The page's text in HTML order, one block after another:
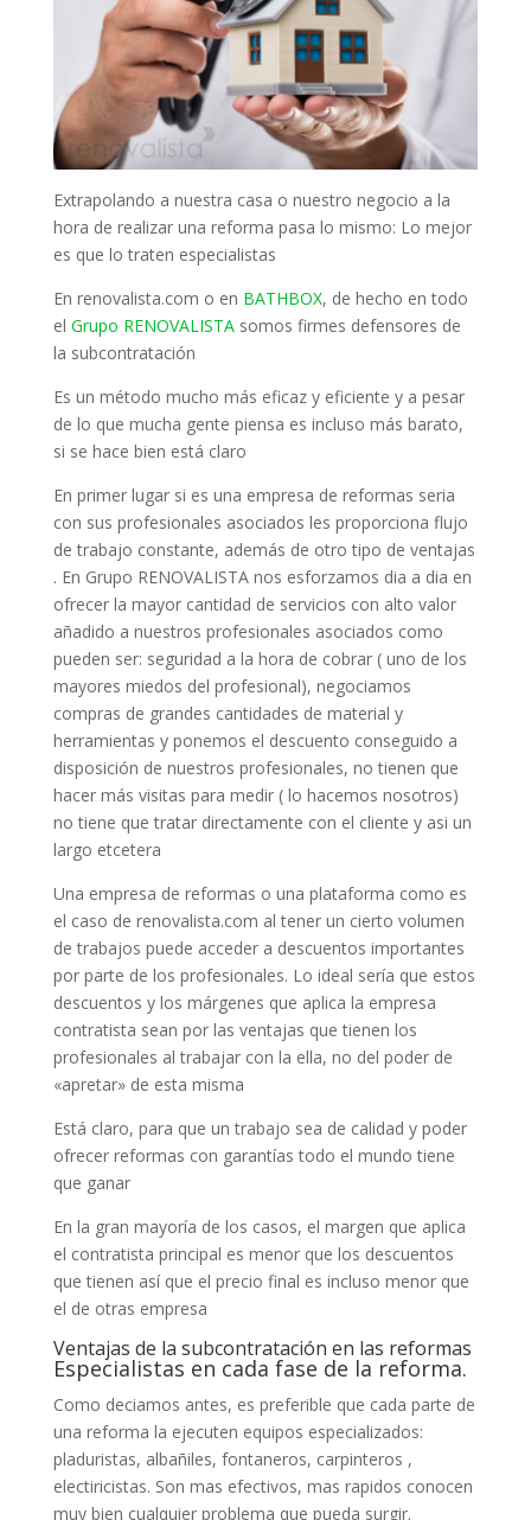
Extrapolando a nuestra casa o nuestro negocio a la
hora de realizar una reforma pasa lo mismo: Lo mejor
es que lo traten especialistas
En renovalista.com o en BATHBOX, de hecho en todo
el Grupo RENOVALISTAsomos firmes defensores de
la subcontratación
Es un método mucho más eficaz y eficiente y a pesar
de lo que mucha gente piensa es incluso más barato,
si se hace bien está claro
En primer lugar si es una empresa de reformas seria
con sus profesionales asociados les proporciona flujo
de trabajo constante, además de otro tipo de ventajas
. En Grupo RENOVALISTA nos esforzamos dia a dia en
ofrecer la mayor cantidad de servicios con alto valor
añadido a nuestros profesionales asociados como
pueden ser: seguridad a la hora de cobrar ( uno de los
mayores miedos del profesional), negociamos
compras de grandes cantidades de material y
herramientas y ponemos el descuento conseguido a
disposición de nuestros profesionales, no tienen que
hacer más visitas para medir ( lo hacemos nosotros)
no tiene que tratar directamente con el cliente y asi un
largo etcetera
Una empresa de reformas o una plataforma como es
el caso de renovalista.com al tener un cierto volumen
de trabajos puede acceder a descuentos importantes
por parte de los profesionales. Lo ideal sería que estos
descuentos y los márgenes que aplica la empresa
contratista sean por las ventajas que tienen los
profesionales al trabajar con la ella, no del poder de
«apretar» de esta misma
Está claro, para que un trabajo sea de calidad y poder
ofrecer reformas con garantías todo el mundo tiene
que ganar
En la gran mayoría de los casos, el margen que aplica
el contratista principal es menor que los descuentos
que tienen así que el precio final es incluso menor que
el de otras empresa
Ventajas de la subcontratación en las reformas
Especialistas en cada fase de la reforma.
Como deciamos antes, es preferible que cada parte de
una reforma la ejecuten equipos especializados:
pladuristas, albañiles, fontaneros, carpinteros ,
electiricistas. Son mas efectivos, mas rapidos conocen
muy bien cualquier problema que pueda surgir.